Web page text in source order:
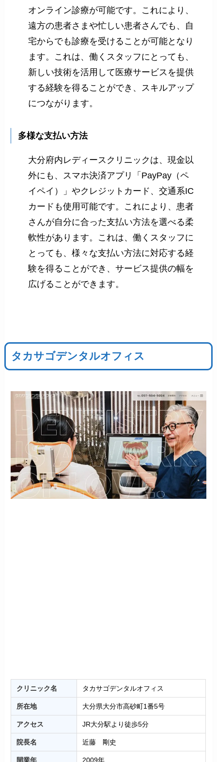
オンライン診療が可能です。これにより、
遠方の患者さまや忙しい患者さんでも、自
宅からでも診療を受けることが可能となり
ます。これは、働くスタッフにとっても、
新しい技術を活用して医療サービスを提供
する経験を得ることができ、スキルアップ
につながります。
多様な支払い方法
大分府内レディースクリニックは、現金以
外にも、スマホ決済アプリ「PayPay（ペ
イペイ）」やクレジットカード、交通系IC
カードも使用可能です。これにより、患者
さんが自分に合った支払い方法を選べる柔
軟性があります。これは、働くスタッフに
とっても、様々な支払い方法に対応する経
験を得ることができ、サービス提供の幅を
広げることができます。
タカサゴデンタルオフィス
クリニック名 タカサゴデンタルオフィス
所在地 大分県大分市高砂町1番5号
アクセス JR大分駅より徒歩5分
院長名 近藤 剛史
開業年 2009年